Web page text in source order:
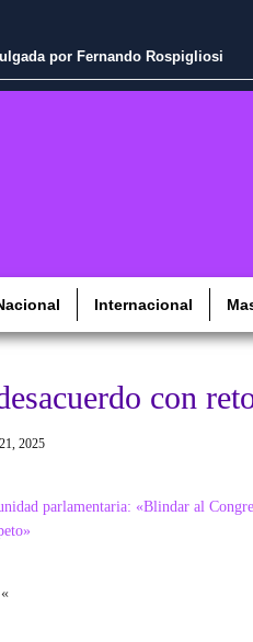
por Fernando Rospigliosi
Internacional
con
2025
«